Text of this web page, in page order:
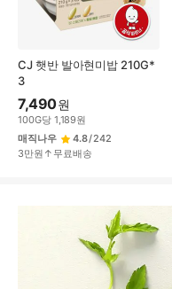
CJ 햇반 발아현미밥 210G*
3
7,490원
100G당 1,189원
매직나우
4.8/242
3만원↑무료배송